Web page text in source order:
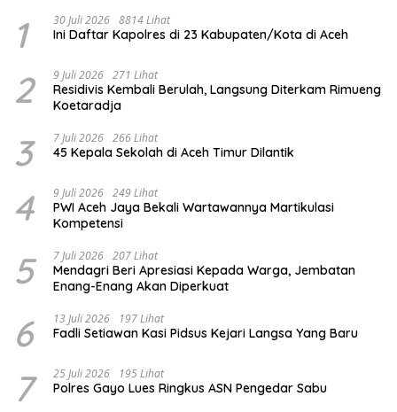
1 30 Juli 2026 8814 Lihat
Ini Daftar Kapolres di 23 Kabupaten/Kota di Aceh
2 9 Juli 2026 271 Lihat
Residivis Kembali Berulah, Langsung Diterkam Rimueng
Koetaradja
3 7 Juli 2026 266 Lihat
45 Kepala Sekolah di Aceh Timur Dilantik
4 9 Juli 2026 249 Lihat
PWI Aceh Jaya Bekali Wartawannya Martikulasi
Kompetensi
5 7 Juli 2026 207 Lihat
Mendagri Beri Apresiasi Kepada Warga, Jembatan
Enang-Enang Akan Diperkuat
6 13 Juli 2026 197 Lihat
Fadli Setiawan Kasi Pidsus Kejari Langsa Yang Baru
7 25 Juli 2026 195 Lihat
Polres Gayo Lues Ringkus ASN Pengedar Sabu